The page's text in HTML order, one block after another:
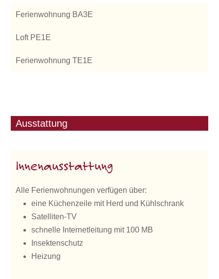
Ferienwohnung BA3E
Loft PE1E
Ferienwohnung TE1E
Ausstattung
Innenausstattung
Alle Ferienwohnungen verfügen über:
eine Küchenzeile mit Herd und Kühlschrank
Satelliten-TV
schnelle Internetleitung mit 100 MB
Insektenschutz
Heizung